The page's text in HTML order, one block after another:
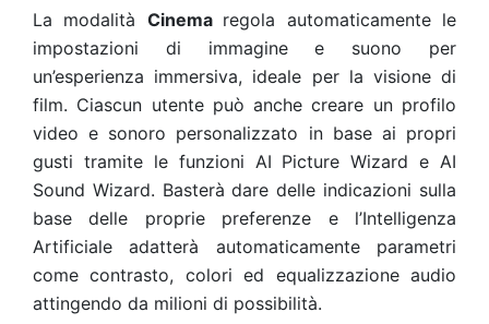
La modalità Cinema regola automaticamente le
impostazioni di immagine e suono per
un’esperienza immersiva, ideale per la visione di
film. Ciascun utente può anche creare un profilo
video e sonoro personalizzato in base ai propri
gusti tramite le funzioni AI Picture Wizard e AI
Sound Wizard. Basterà dare delle indicazioni sulla
base delle proprie preferenze e l’Intelligenza
Artificiale adatterà automaticamente parametri
come contrasto, colori ed equalizzazione audio
attingendo da milioni di possibilità.